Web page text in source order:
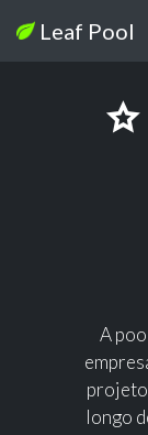
Leaf Pool
A
longo